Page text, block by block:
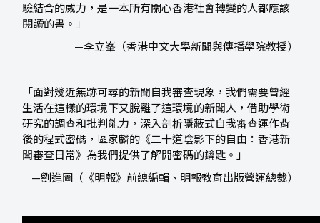
驗結合的威力，是一本所有關心香港社會轉變的人都應該
閱讀的書。」
—李立峯（香港中文大學新聞與傳播學院教授）
「面對幾近無跡可尋的新聞自我審查現象，我們需要曾經
生活在這樣的環境下又脫離了這環境的新聞人，借助學術
研究的調查和批判能力，深入剖析隱蔽式自我審查運作背
後的程式密碼，區家麟的《二十道陰影下的自由：香港新
聞審查日常》為我們提供了解開密碼的鑰匙。」
—劉進圖（《明報》前總編輯、明報教育出版營運總裁）